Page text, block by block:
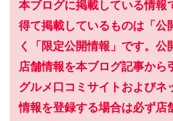
本ブログに掲載している情報
得て掲載しているものは「公
く「限定公開情報」です。公
店舗情報を本ブログ記事から
グルメ口コミサイトおよびネ
情報を登録する場合は必ず店